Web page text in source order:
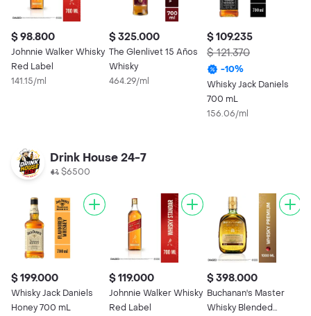
$ 98.800
Johnnie Walker Whisky
Red Label
141.15/ml
$ 325.000
The Glenlivet 15 Años
Whisky
464.29/ml
$ 109.235
$ 121.370
-10%
Whisky Jack Daniels
700 mL
156.06/ml
Drink House 24-7
$6500
$ 199.000
Whisky Jack Daniels
Honey 700 mL
$ 119.000
Johnnie Walker Whisky
Red Label
$ 398.000
Buchanan's Master
Whisky Blended